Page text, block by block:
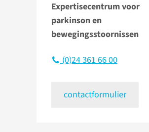
Expertisecentrum voor
parkinson en
bewegingsstoornissen
(0)24 361 66 00
contactformulier